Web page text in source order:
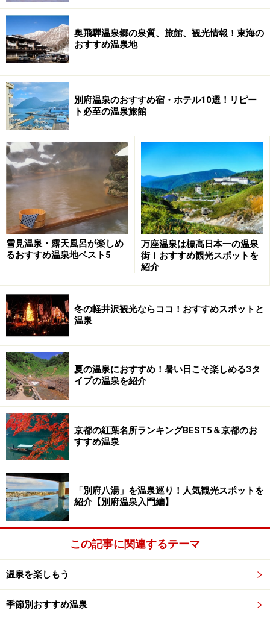
奥飛騨温泉郷の泉質、旅館、観光情報！東海の
おすすめ温泉地
別府温泉のおすすめ宿・ホテル10選！リピー
ト必至の温泉旅館
雪見温泉・露天風呂が楽しめ
るおすすめ温泉地ベスト5
万座温泉は標高日本一の温泉
街！おすすめ観光スポットを
紹介
冬の軽井沢観光ならココ！おすすめスポットと
温泉
夏の温泉におすすめ！暑い日こそ楽しめる3タ
イプの温泉を紹介
京都の紅葉名所ランキングBEST5＆京都のお
すすめ温泉
「別府八湯」を温泉巡り！人気観光スポットを
紹介【別府温泉入門編】
この記事に関連するテーマ
温泉を楽しもう
季節別おすすめ温泉